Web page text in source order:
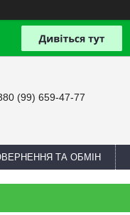
(99) 659-47-77
ТА ОБМІН